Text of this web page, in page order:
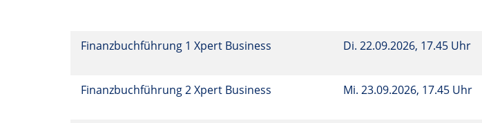
Finanzbuchführung 1 Xpert Business Di. 22.09.2026, 17.45 Uhr
Finanzbuchführung 2 Xpert Business Mi. 23.09.2026, 17.45 Uhr